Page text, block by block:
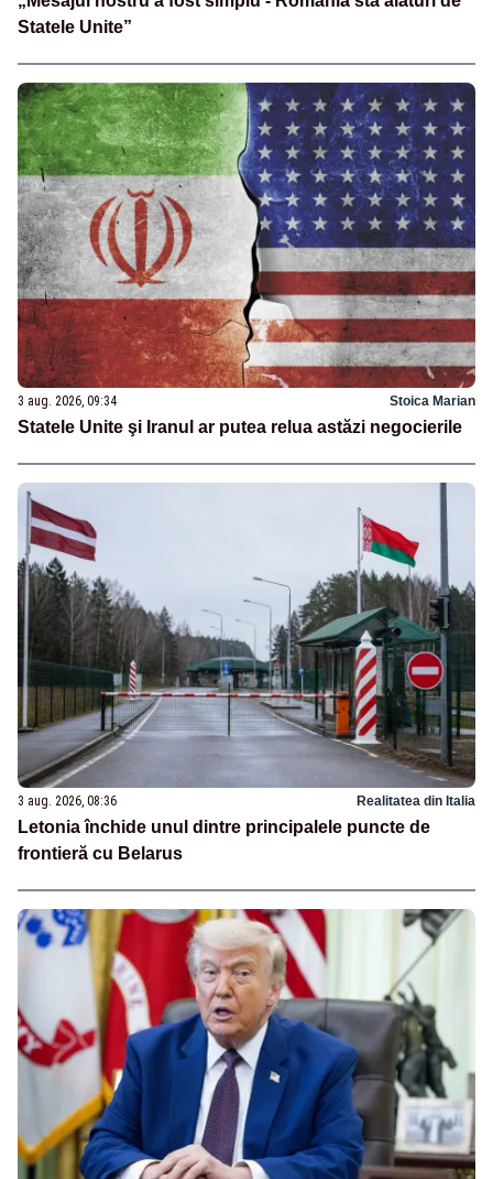
Statele Unite”
3 aug. 2026, 09:34 Stoica Marian
Statele Unite şi Iranul ar putea relua astăzi negocierile
3 aug. 2026, 08:36 Realitatea din Italia
Letonia închide unul dintre principalele puncte de
frontieră cu Belarus